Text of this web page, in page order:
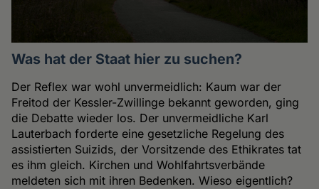
Was hat der Staat hier zu suchen?
Der Reflex war wohl unvermeidlich: Kaum war der
Freitod der Kessler-Zwillinge bekannt geworden, ging
die Debatte wieder los. Der unvermeidliche Karl
Lauterbach forderte eine gesetzliche Regelung des
assistierten Suizids, der Vorsitzende des Ethikrates tat
es ihm gleich. Kirchen und Wohlfahrtsverbände
meldeten sich mit ihren Bedenken. Wieso eigentlich?